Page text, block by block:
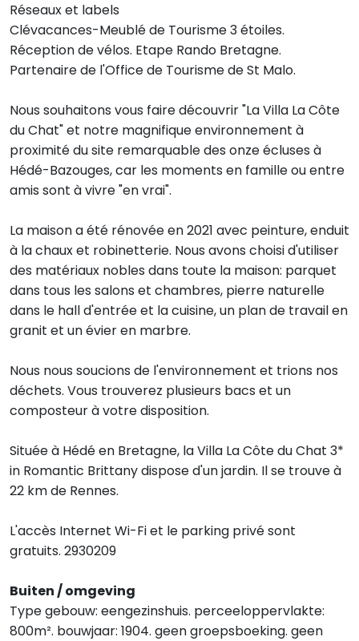
Réseaux et labels
Clévacances-Meublé de Tourisme 3 étoiles.
Réception de vélos. Etape Rando Bretagne.
Partenaire de l'Office de Tourisme de St Malo.
Nous souhaitons vous faire découvrir "La Villa La Côte
du Chat" et notre magnifique environnement à
proximité du site remarquable des onze écluses à
Hédé-Bazouges, car les moments en famille ou entre
amis sont à vivre "en vrai".
La maison a été rénovée en 2021 avec peinture, enduit
à la chaux et robinetterie. Nous avons choisi d'utiliser
des matériaux nobles dans toute la maison: parquet
dans tous les salons et chambres, pierre naturelle
dans le hall d'entrée et la cuisine, un plan de travail en
granit et un évier en marbre.
Nous nous soucions de l'environnement et trions nos
déchets. Vous trouverez plusieurs bacs et un
composteur à votre disposition.
Située à Hédé en Bretagne, la Villa La Côte du Chat 3*
in Romantic Brittany dispose d'un jardin. Il se trouve à
22 km de Rennes.
L'accès Internet Wi-Fi et le parking privé sont
gratuits. 2930209
Buiten / omgeving
Type gebouw: eengezinshuis. perceeloppervlakte:
800m². bouwjaar: 1904. geen groepsboeking. geen